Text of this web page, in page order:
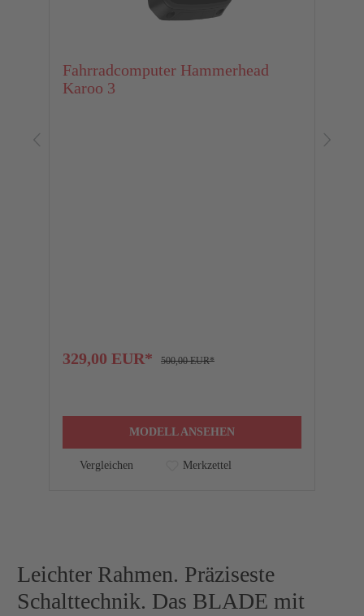
Fahrradcomputer Hammerhead
Karoo 3
329,00 EUR* 500,00 EUR*
MODELL ANSEHEN
Vergleichen Merkzettel
Leichter Rahmen. Präziseste
Schalttechnik. Das BLADE mit